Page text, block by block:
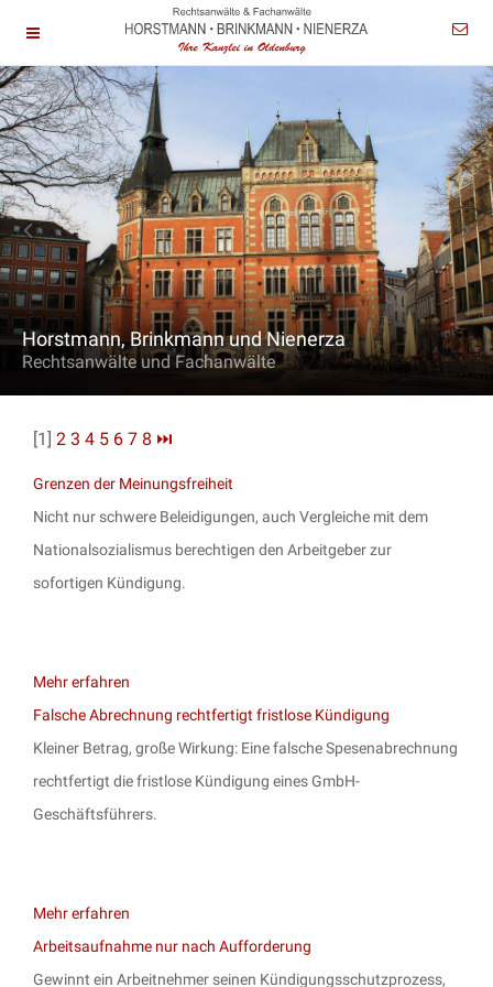
Horstmann, Brinkmann und Nienerza
Rechtsanwälte und Fachanwälte
[1] 2 3 4 5 6 7 8 ⏭
Grenzen der Meinungsfreiheit
Nicht nur schwere Beleidigungen, auch Vergleiche mit dem
Nationalsozialismus berechtigen den Arbeitgeber zur
sofortigen Kündigung.
Mehr erfahren
Falsche Abrechnung rechtfertigt fristlose Kündigung
Kleiner Betrag, große Wirkung: Eine falsche Spesenabrechnung
rechtfertigt die fristlose Kündigung eines GmbH-
Geschäftsführers.
Mehr erfahren
Arbeitsaufnahme nur nach Aufforderung
Gewinnt ein Arbeitnehmer seinen Kündigungsschutzprozess,